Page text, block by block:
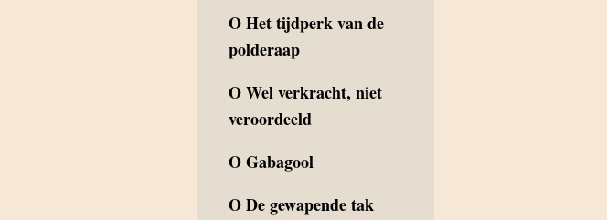
OHet tijdperk van de
polderaap
OWel verkracht, niet
veroordeeld
OGabagool
ODe gewapende tak